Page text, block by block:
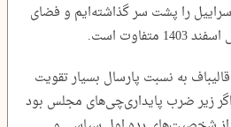
و اسراییل را پشت سر گذاشته‌ایم و فضای
به نسبت پارسال بسیار تقویت
زیر ضرب پایداری‌چی‌های مجلس بود